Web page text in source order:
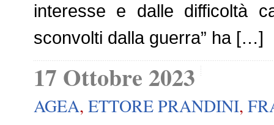
interesse e dalle difficoltà
sconvolti dalla guerra” ha […]
17 Ottobre 2023
AGEA, ETTORE PRANDINI,